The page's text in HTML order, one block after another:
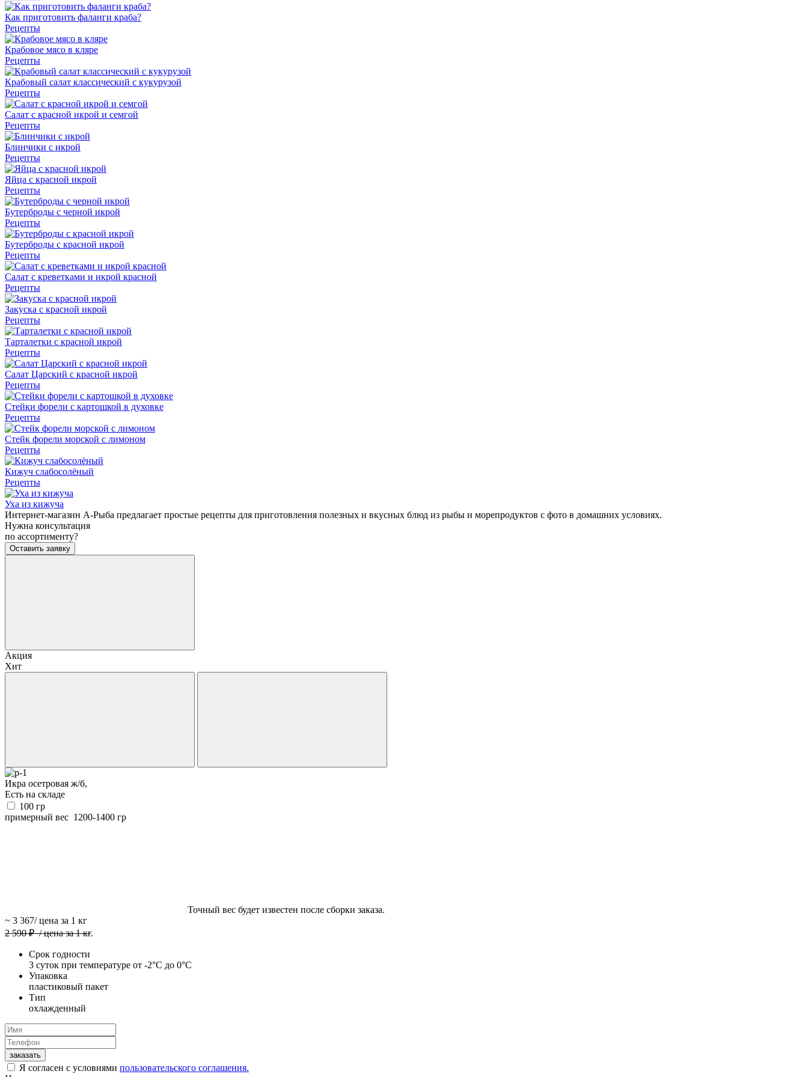
Как приготовить фаланги краба?
Рецепты
Крабовое мясо в кляре
Рецепты
Крабовый салат классический с кукурузой
Рецепты
Салат с красной икрой и семгой
Рецепты
Блинчики с икрой
Рецепты
Яйца с красной икрой
Рецепты
Бутерброды с черной икрой
Рецепты
Бутерброды с красной икрой
Рецепты
Салат с креветками и икрой красной
Рецепты
Закуска с красной икрой
Рецепты
Тарталетки с красной икрой
Рецепты
Салат Царский с красной икрой
Рецепты
Стейки форели с картошкой в духовке
Рецепты
Стейк форели морской с лимоном
Рецепты
Кижуч слабосолёный
Рецепты
Уха из кижуча
Интернет-магазин А-Рыба предлагает простые рецепты для приготовления полезных и вкусных блюд из рыбы и морепродуктов с фото в домашних условиях.
Нужна консультация
по ассортименту?
Оставить заявку
Акция
Хит
Икра осетровая ж/б,
Есть на складе
100 гр
примерный вес 1200-1400 гр
Точный вес будет известен после сборки заказа.
~ 3 367/ цена за 1 кг
2 590₽ / цена за 1 кг.
Срок годности
3 суток при температуре от -2°C до 0°C
Упаковка
пластиковый пакет
Тип
охлажденный
заказать
Я согласен с условиями пользовательского соглашения.